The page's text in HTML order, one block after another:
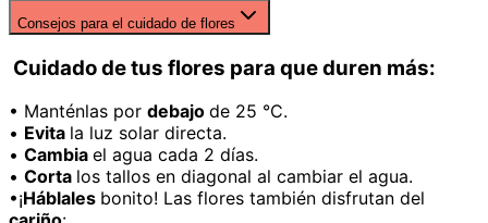
Consejos para el cuidado de flores
Cuidado de tus flores para que duren más:
• Manténlas por debajo de 25 °C.
• Evita la luz solar directa.
• Cambia el agua cada 2 días.
• Corta los tallos en diagonal al cambiar el agua.
•¡Háblales bonito! Las flores también disfrutan del